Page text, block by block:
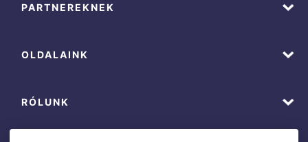
PARTNEREKNEK
OLDALAINK
RÓLUNK